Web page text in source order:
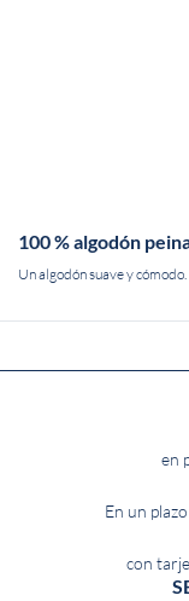
100 % algodón
Un algodón suave y cómodo.
en
En un
con